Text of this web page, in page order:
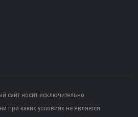
сайт носит исключительно
при каких условиях не является